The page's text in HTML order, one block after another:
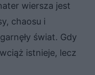
wiersza jest
chaosu i
świat. Gdy
istnieje, lecz